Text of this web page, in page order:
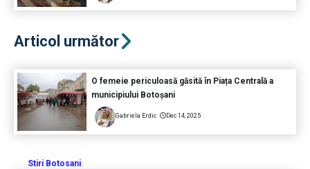
Articol următor
O femeie periculoasă găsită în Piața Centrală a
municipiului Botoșani
Gabriela Erdic Dec 14, 2025
Stiri Botosani